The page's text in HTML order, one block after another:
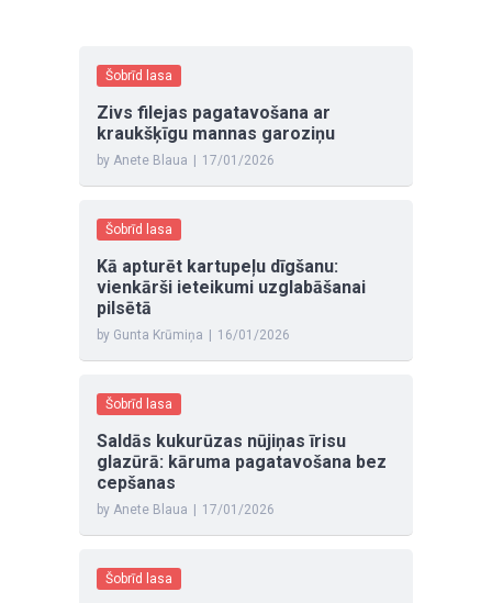
Šobrīd lasa
Zivs filejas pagatavošana ar
kraukšķīgu mannas garoziņu
by Anete Blaua | 17/01/2026
Šobrīd lasa
Kā apturēt kartupeļu dīgšanu:
vienkārši ieteikumi uzglabāšanai
pilsētā
by Gunta Krūmiņa | 16/01/2026
Šobrīd lasa
Saldās kukurūzas nūjiņas īrisu
glazūrā: kāruma pagatavošana bez
cepšanas
by Anete Blaua | 17/01/2026
Šobrīd lasa